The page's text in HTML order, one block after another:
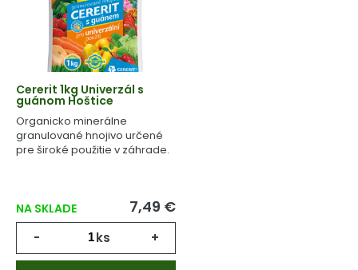
Cererit 1kg Univerzál s
guánom Hoštice
Organicko minerálne
granulované hnojivo určené
pre široké použitie v záhrade.
NA SKLADE 7,49 €
- ks +